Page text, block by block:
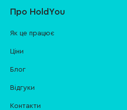
Про HoldYou
Як це працює
Ціни
Блог
Відгуки
Контакти